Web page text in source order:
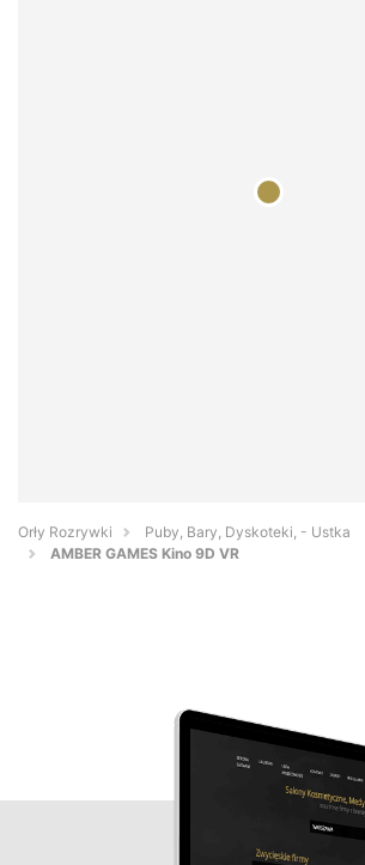
Orły Rozrywki
Puby, Bary, Dyskoteki, - Ustka
AMBER GAMES Kino 9D VR